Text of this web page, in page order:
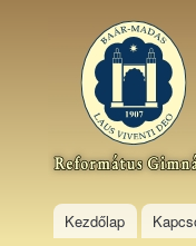
Baár–
Madas
Református
Gimnázium,
Általános
Kollégium
Kezdőlap